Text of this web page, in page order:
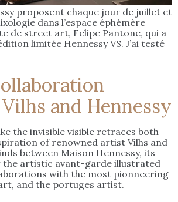
proposent chaque jour de juillet et
dans l’espace éphémère
de street art, Felipe Pantone, qui a
limitée Hennessy VS. J’ai testé
and Hennessy
the invisible visible retraces both
of renowned artist Vilhs and
between Maison Hennessy, its
artistic avant-garde illustrated
with the most pionneering
and the portuges artist.